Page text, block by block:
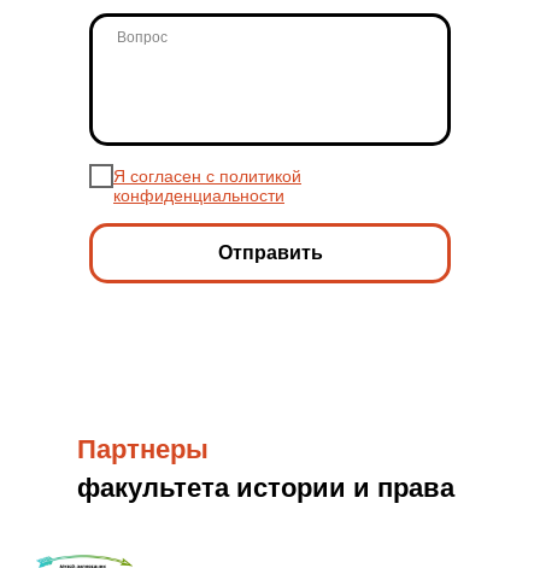
Я согласен с политикой
конфиденциальности
Отправить
Партнеры
факультета истории и права